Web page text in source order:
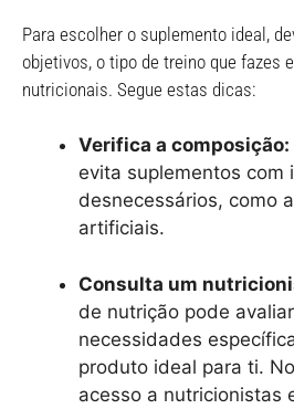
Para escolher o suplemento ideal,
objetivos, o tipo de treino que fazes
nutricionais. Segue estas dicas:
Verifica a composição:
evita suplementos com
desnecessários, como
artificiais.
Consulta um
de nutrição pode
necessidades
produto ideal para ti.
acesso a nutricionistas